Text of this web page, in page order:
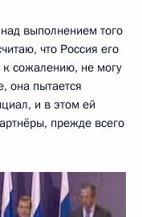
выполнением того
что Россия его
к сожалению, не могу
она пытается
и в этом ей
прежде всего